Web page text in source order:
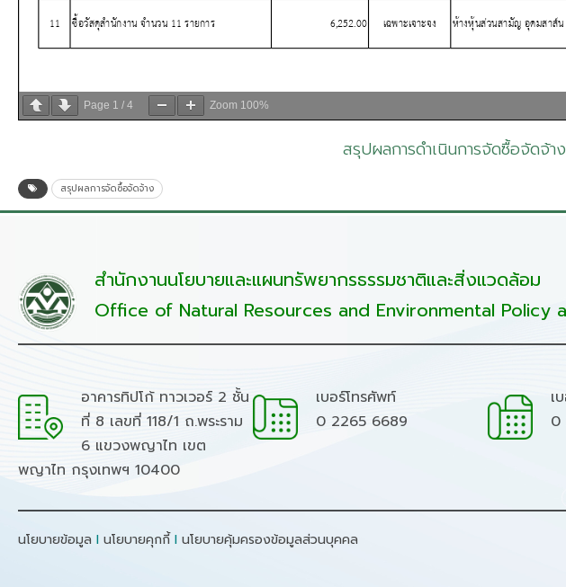
Page 1 / 4 Zoom 100%
สรุปผลการดำเนินการจัดซื้อจัดจ้
สรุปผลการจัดซื้อจัดจ้าง
สำนักงานนโยบายและแผนทรัพยากรธรรมชาติและสิ่งแวดล้อม
Office of Natural Resources and Environmental Policy
อาคารทิปโก้ ทาวเวอร์ 2 ชั้น
ที่ 8 เลขที่ 118/1 ถ.พระราม
6 แขวงพญาไท เขต
พญาไท กรุงเทพฯ 10400
เบอร์โทรศัพท์
0 2265 6689
เ
0
นโยบายข้อมูล I นโยบายคุกกี้ I นโยบายคุ้มครองข้อมูลส่วนบุคคล